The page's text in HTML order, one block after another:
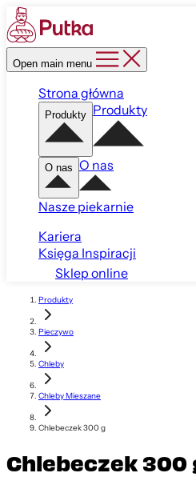
Open main menu
Strona główna
Produkty Produkty
O nas O nas
Nasze piekarnie
Kariera
Księga Inspiracji
Sklep online
Produkty
Pieczywo
Chleby
Chleby Mieszane
Chlebeczek 300 g
Chlebeczek 300